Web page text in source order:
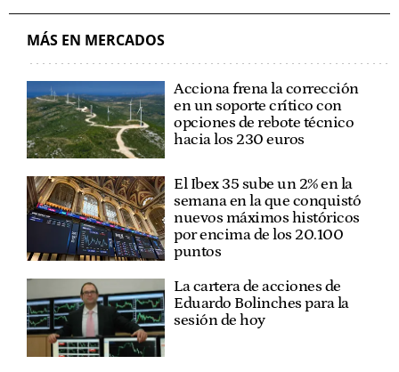
MÁS EN MERCADOS
Acciona frena la corrección
en un soporte crítico con
opciones de rebote técnico
hacia los 230 euros
El Ibex 35 sube un 2% en la
semana en la que conquistó
nuevos máximos históricos
por encima de los 20.100
puntos
La cartera de acciones de
Eduardo Bolinches para la
sesión de hoy